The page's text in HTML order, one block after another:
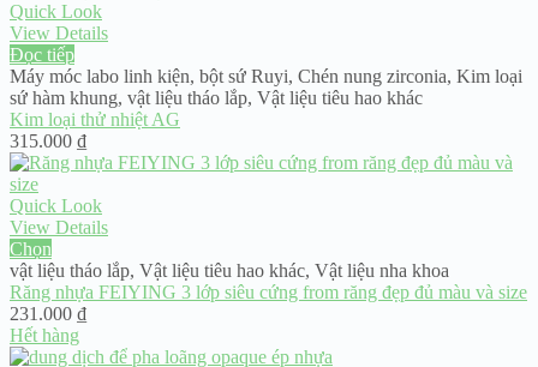
Quick Look
View Details
Đọc tiếp
Máy móc labo linh kiện, bột sứ Ruyi, Chén nung zirconia, Kim loại
sứ hàm khung, vật liệu tháo lắp, Vật liệu tiêu hao khác
Kim loại thử nhiệt AG
315.000 ₫
Quick Look
View Details
Chọn
vật liệu tháo lắp, Vật liệu tiêu hao khác, Vật liệu nha khoa
Răng nhựa FEIYING 3 lớp siêu cứng from răng đẹp đủ màu và size
231.000 ₫
Hết hàng